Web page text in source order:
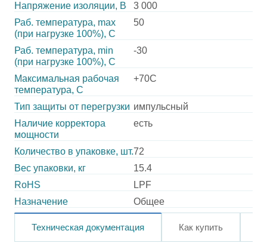
Напряжение изоляции, В
3 000
Раб. температура, max
(при нагрузке 100%), C
50
Раб. температура, min
(при нагрузке 100%), C
-30
Максимальная рабочая
температура, C
+70C
Тип защиты от перегрузки импульсный
Наличие корректора
мощности
есть
Количество в упаковке, шт.72
Вес упаковки, кг
15.4
RoHS
LPF
Назначение
Общее
Техническая документация Как купить